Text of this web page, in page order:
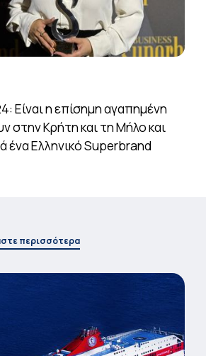
Είναι η επίσημη αγαπημένη
στην Κρήτη και τη Μήλο και
ένα Ελληνικό Superbrand
περισσότερα